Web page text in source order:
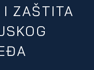
I ZAŠTITA